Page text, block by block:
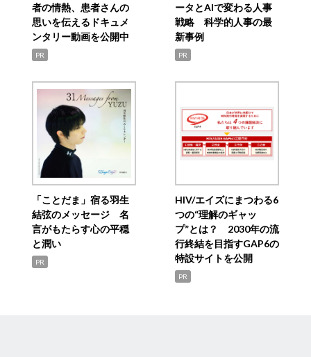
者の情熱、患者さんの
思いを伝えるドキュメ
ンタリー動画を公開中
PR
ータとAIで変わる人事
戦略 科学的人事の最
新事例
PR
「ことだま」宿る羽生
結弦のメッセージ 名
言がもたらす心の平穏
と潤い
PR
HIV/エイズにまつわる6
つの“理解のギャッ
プ”とは？ 2030年の流
行終結を目指すGAP6の
特設サイトを公開
PR